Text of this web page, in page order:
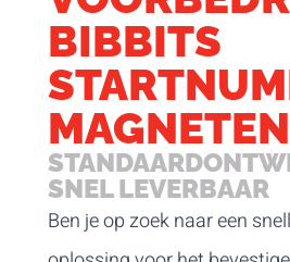
BIBBITS
MAGNETEN
SNEL LEVERBAAR
Ben je op zoek naar een